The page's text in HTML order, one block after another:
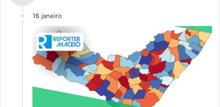
16 janeiro